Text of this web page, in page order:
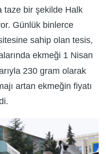
taze bir şekilde Halk
Günlük binlerce
sahip olan tesis,
ekmeği 1 Nisan
230 gram olarak
artan ekmeğin fiyatı